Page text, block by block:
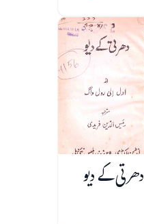
دھرتی کے دیو